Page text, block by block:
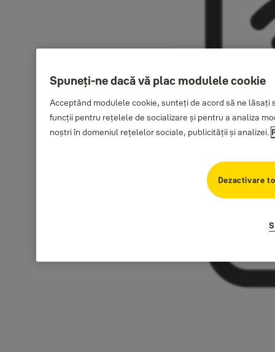
Spuneți-ne dacă vă plac modulele cookie
Acceptând modulele cookie, sunteți de acord să ne
funcții pentru rețelele de socializare și pentru a analiza
noștri în domeniul rețelelor sociale, publicității și analizei.
Dezactivare